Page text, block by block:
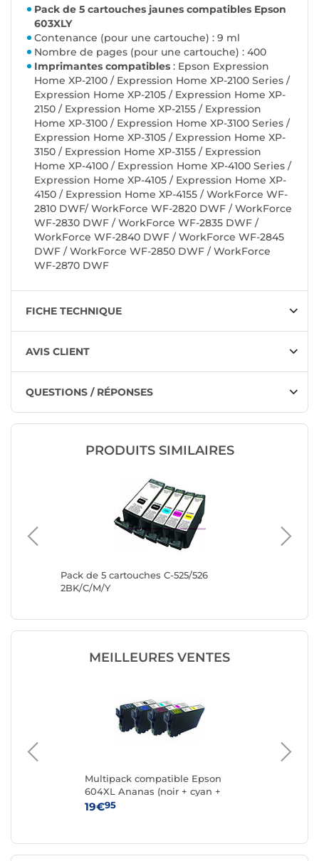
Pack de 5 cartouches jaunes compatibles Epson
603XLY
Contenance (pour une cartouche) : 9 ml
Nombre de pages (pour une cartouche) : 400
Imprimantes compatibles : Epson Expression
Home XP-2100 / Expression Home XP-2100 Series /
Expression Home XP-2105 / Expression Home XP-
2150 / Expression Home XP-2155 / Expression
Home XP-3100 / Expression Home XP-3100 Series /
Expression Home XP-3105 / Expression Home XP-
3150 / Expression Home XP-3155 / Expression
Home XP-4100 / Expression Home XP-4100 Series /
Expression Home XP-4105 / Expression Home XP-
4150 / Expression Home XP-4155 / WorkForce WF-
2810 DWF/ WorkForce WF-2820 DWF / WorkForce
WF-2830 DWF / WorkForce WF-2835 DWF /
WorkForce WF-2840 DWF / WorkForce WF-2845
DWF / WorkForce WF-2850 DWF / WorkForce
WF-2870 DWF
FICHE TECHNIQUE
AVIS CLIENT
QUESTIONS / RÉPONSES
PRODUITS SIMILAIRES
Pack de 5 cartouches C-525/526
2BK/C/M/Y
MEILLEURES VENTES
Multipack compatible Epson
604XL Ananas (noir + cyan +
magenta + jaune)
19€95